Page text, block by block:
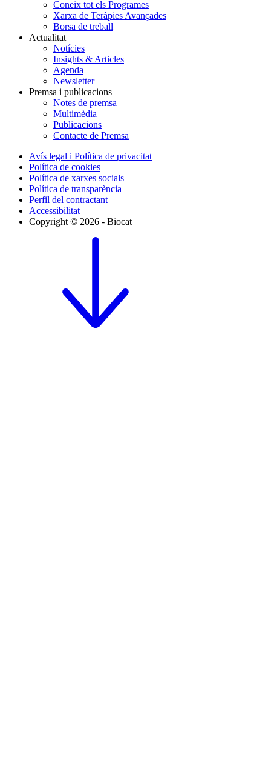
Coneix tot els Programes
Xarxa de Teràpies Avançades
Borsa de treball
Actualitat
Notícies
Insights & Articles
Agenda
Newsletter
Premsa i publicacions
Notes de premsa
Multimèdia
Publicacions
Contacte de Premsa
Avís legal i Política de privacitat
Política de cookies
Política de xarxes socials
Política de transparència
Perfil del contractant
Accessibilitat
Copyright © 2026 - Biocat